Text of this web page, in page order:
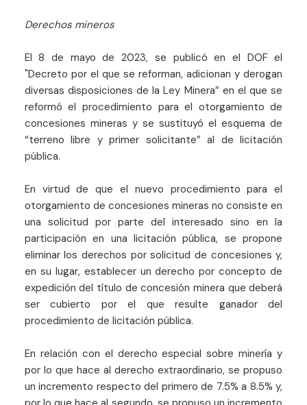
Derechos mineros
El 8 de mayo de 2023, se publicó en el DOF el
"Decreto por el que se reforman, adicionan y derogan
diversas disposiciones de la Ley Minera” en el que se
reformó el procedimiento para el otorgamiento de
concesiones mineras y se sustituyó el esquema de
“terreno libre y primer solicitante” al de licitación
pública.
En virtud de que el nuevo procedimiento para el
otorgamiento de concesiones mineras no consiste en
una solicitud por parte del interesado sino en la
participación en una licitación pública, se propone
eliminar los derechos por solicitud de concesiones y,
en su lugar, establecer un derecho por concepto de
expedición del título de concesión minera que deberá
ser cubierto por el que resulte ganador del
procedimiento de licitación pública.
En relación con el derecho especial sobre minería y
por lo que hace al derecho extraordinario, se propuso
un incremento respecto del primero de 7.5% a 8.5% y,